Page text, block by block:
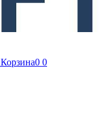
Корзина0 0